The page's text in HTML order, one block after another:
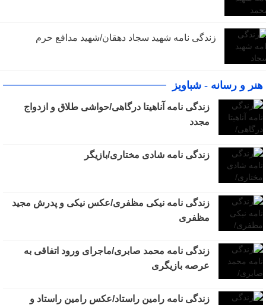
زندگی نامه شهید سجاد دهقان/شهید مدافع حرم
هنر و رسانه - شباویز
زندگی نامه آناهیتا درگاهی/حواشی طلاق و ازدواج
مجدد
زندگی نامه شادی مختاری/بازیگر
زندگی نامه نیکی مظفری/عکس نیکی و پدرش مجید
مظفری
زندگی نامه محمد صابری/ماجرای ورود اتفاقی به
عرصه بازیگری
زندگی نامه رامین راستاد/عکس رامین راستاد و